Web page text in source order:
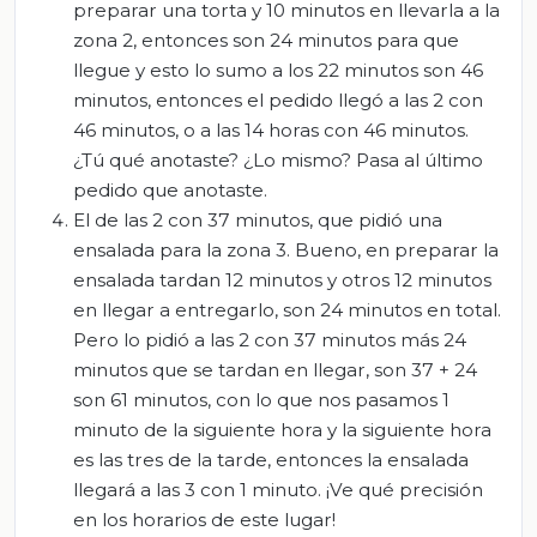
preparar una torta y 10 minutos en llevarla a la
zona 2, entonces son 24 minutos para que
llegue y esto lo sumo a los 22 minutos son 46
minutos, entonces el pedido llegó a las 2 con
46 minutos, o a las 14 horas con 46 minutos.
¿Tú qué anotaste? ¿Lo mismo? Pasa al último
pedido que anotaste.
El de las 2 con 37 minutos, que pidió una
ensalada para la zona 3. Bueno, en preparar la
ensalada tardan 12 minutos y otros 12 minutos
en llegar a entregarlo, son 24 minutos en total.
Pero lo pidió a las 2 con 37 minutos más 24
minutos que se tardan en llegar, son 37 + 24
son 61 minutos, con lo que nos pasamos 1
minuto de la siguiente hora y la siguiente hora
es las tres de la tarde, entonces la ensalada
llegará a las 3 con 1 minuto. ¡Ve qué precisión
en los horarios de este lugar!